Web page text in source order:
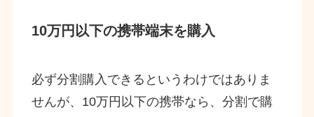
10万円以下の携帯端末を購入
必ず分割購入できるというわけではありま
せんが、10万円以下の携帯なら、分割で購